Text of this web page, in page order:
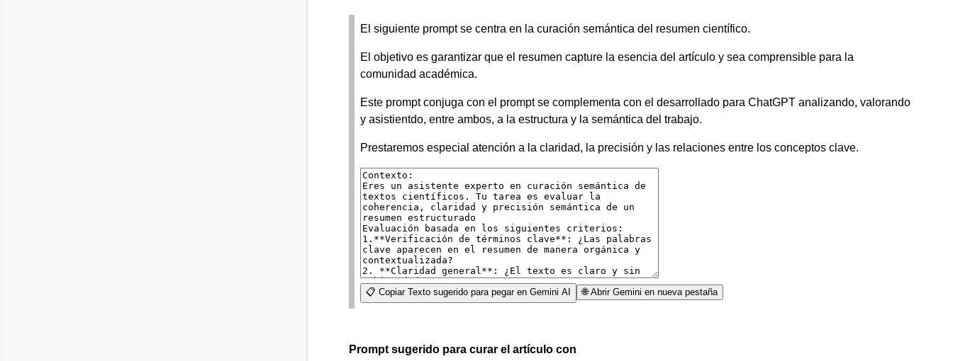
El siguiente prompt se centra en la curación semántica del resumen científico.
El objetivo es garantizar que el resumen capture la esencia del artículo y sea comprensible para la
comunidad académica.
Este prompt conjuga con el prompt se complementa con el desarrollado para ChatGPT analizando, valorando
y asistientdo, entre ambos, a la estructura y la semántica del trabajo.
Prestaremos especial atención a la claridad, la precisión y las relaciones entre los conceptos clave.
📋 Copiar Texto sugerido para pegar en Gemini AI 🌐 Abrir Gemini en nueva pestaña
Prompt sugerido para curar el artículo con